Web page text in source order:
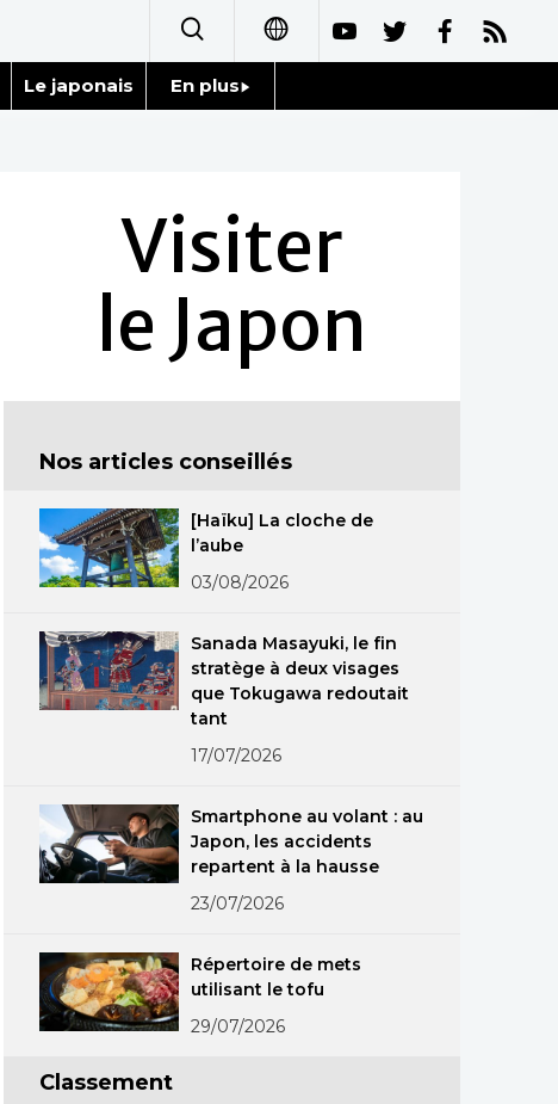
繁體字
Español
العربية
Русский
Le japonais En plus
Personnages
Chroniques
Tokyo
Visiter
le Japon
Nos articles conseillés
[Haïku] La cloche de
l’aube
03/08/2026
Sanada Masayuki, le fin
stratège à deux visages
que Tokugawa redoutait
tant
17/07/2026
Smartphone au volant : au
Japon, les accidents
repartent à la hausse
23/07/2026
Répertoire de mets
utilisant le tofu
29/07/2026
Classement